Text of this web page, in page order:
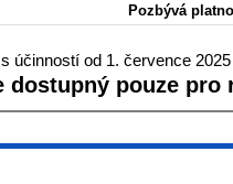
Pozbývá
účinností od 1. července 2025
pouze pro